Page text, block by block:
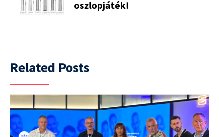
oszlopjáték!
Related Posts